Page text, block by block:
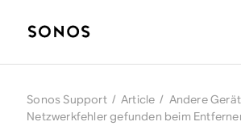
Sonos Support / Article / Andere
Netzwerkfehler gefunden beim